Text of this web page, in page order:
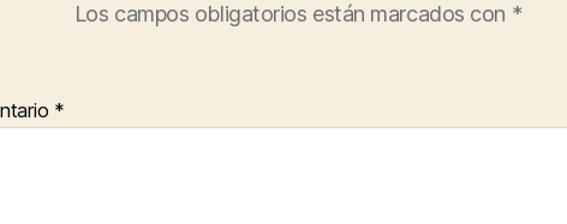
Los campos obligatorios están marcados con *
*